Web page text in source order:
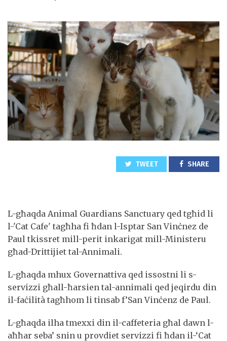
TWEET SHARE
L-għaqda Animal Guardians Sanctuary qed tgħid li
l-'Cat Cafe' tagħha fi ħdan l-Isptar San Vinċnez de
Paul tkissret mill-perit inkarigat mill-Ministeru
għad-Drittijiet tal-Annimali.
L-għaqda mhux Governattiva qed issostni li s-
servizzi għall-ħarsien tal-annimali qed jeqirdu din
il-faċilità tagħhom li tinsab f’San Vinċenz de Paul.
L-għaqda ilha tmexxi din il-caffeteria għal dawn l-
aħħar seba’ snin u provdiet servizzi fi ħdan il-‘Cat